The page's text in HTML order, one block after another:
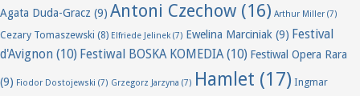
Agata Duda-Gracz (9) Antoni Czechow (16) Arthur Miller (7)
Cezary Tomaszewski (8) Elfriede Jelinek(7) Ewelina Marciniak (9) Festival
d'Avignon (10) Festiwal BOSKA KOMEDIA(10) Festiwal Opera Rara
(9) Fiodor Dostojewski (7) Grzegorz Jarzyna (7) Hamlet (17) Ingmar